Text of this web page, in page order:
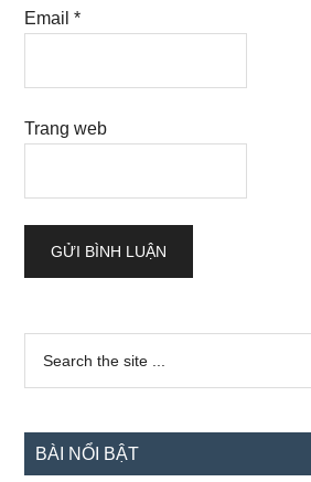
Email*
Trang web
Sidebar
chính
...
BÀI NỔI BẬT